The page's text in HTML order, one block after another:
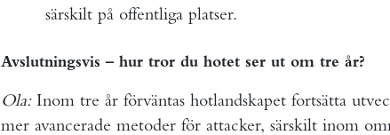
särskilt på offentliga platser.
Avslutningsvis – hur tror du hotet ser ut om tre år?
Ola:Inom tre år förväntas hotlandskapet fortsätta
mer avancerade metoder för attacker, särskilt inom